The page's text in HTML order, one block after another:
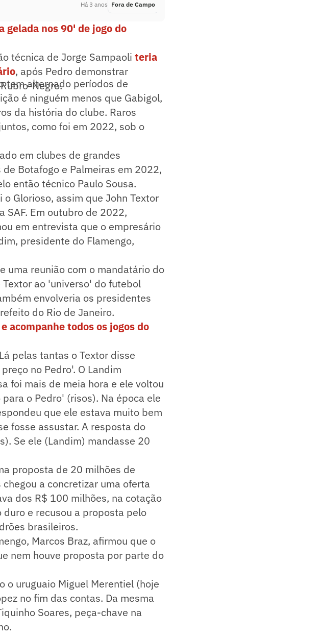
Há 3 anos Fora de Campo
gelada nos 90' de jogo do
técnica de Jorge Sampaoli teria
, após Pedro demonstrar
Negro.
tem alternado períodos de
é ninguém menos que Gabigol,
da história do clube. Raros
como foi em 2022, sob o
em clubes de grandes
Botafogo e Palmeiras em 2022,
então técnico Paulo Sousa.
Glorioso, assim que John Textor
SAF. Em outubro de 2022,
em entrevista que o empresário
presidente do Flamengo,
uma reunião com o mandatário do
ao 'universo' do futebol
envolveria os presidentes
do Rio de Janeiro.
acompanhe todos os jogos do
pelas tantas o Textor disse
no Pedro'. O Landim
foi mais de meia hora e ele voltou
o Pedro' (risos). Na época ele
que ele estava muito bem
fosse assustar. A resposta do
Se ele (Landim) mandasse 20
proposta de 20 milhões de
a concretizar uma oferta
dos R$ 100 milhões, na cotação
e recusou a proposta pelo
brasileiros.
Marcos Braz, afirmou que o
nem houve proposta por parte do
o uruguaio Miguel Merentiel (hoje
no fim das contas. Da mesma
Soares, peça-chave na